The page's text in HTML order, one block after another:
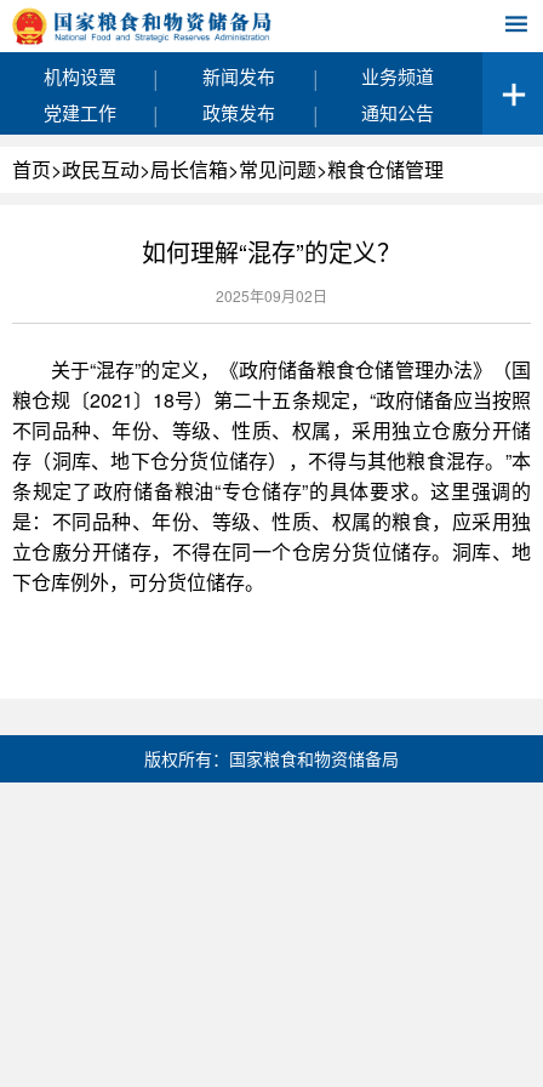
机构设置 | 新闻发布 |
业务频道
党建工作
| 政策发布 | 通知公告
首页>政民互动>局长信箱>常见问题>粮食仓储管理
如何理解“混存”的定义？
2025年09月02日
关于“混存”的定义，《政府储备粮食仓储管理办法》（国
粮仓规〔2021〕18号）第二十五条规定，“政府储备应当按照
不同品种、年份、等级、性质、权属，采用独立仓廒分开储
存（洞库、地下仓分货位储存），不得与其他粮食混存。”本
条规定了政府储备粮油“专仓储存”的具体要求。这里强调的
是：不同品种、年份、等级、性质、权属的粮食，应采用独
立仓廒分开储存，不得在同一个仓房分货位储存。洞库、地
下仓库例外，可分货位储存。
版权所有：国家粮食和物资储备局